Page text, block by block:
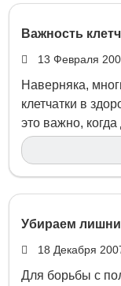
Важность
13 Февраля
Наверняка,
клетчатки в
это важно,
Убираем
18 Декабря
Для борьбы с